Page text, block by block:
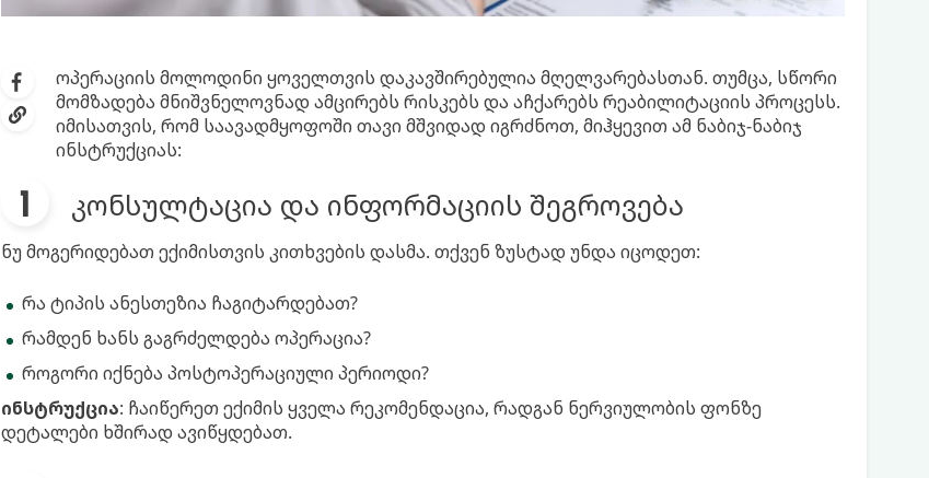
ოპერაციის მოლოდინი ყოველთვის დაკავშირებულია მღელვარებასთან. თუმცა, სწორი
მომზადება მნიშვნელოვნად ამცირებს რისკებს და აჩქარებს რეაბილიტაციის პროცესს.
იმისათვის, რომ საავადმყოფოში თავი მშვიდად იგრძნოთ, მიჰყევით ამ ნაბიჯ-ნაბიჯ
ინსტრუქციას:
კონსულტაცია და ინფორმაციის შეგროვება
ნუ მოგერიდებათ ექიმისთვის კითხვების დასმა. თქვენ ზუსტად უნდა იცოდეთ:
რა ტიპის ანესთეზია ჩაგიტარდებათ?
რამდენ ხანს გაგრძელდება ოპერაცია?
როგორი იქნება პოსტოპერაციული პერიოდი?
ინსტრუქცია: ჩაიწერეთ ექიმის ყველა რეკომენდაცია, რადგან ნერვიულობის ფონზე
დეტალები ხშირად ავიწყდებათ.